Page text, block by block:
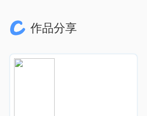
作品分享